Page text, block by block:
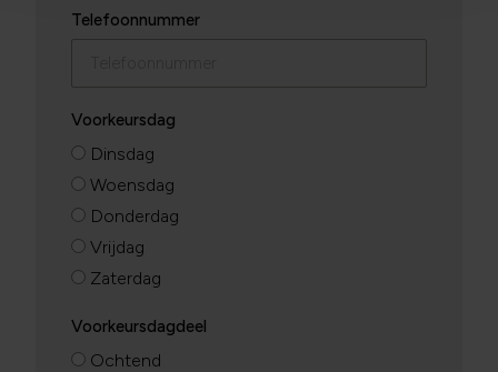
Telefoonnummer
Voorkeursdag
Dinsdag
Woensdag
Donderdag
Vrijdag
Zaterdag
Voorkeursdagdeel
Ochtend